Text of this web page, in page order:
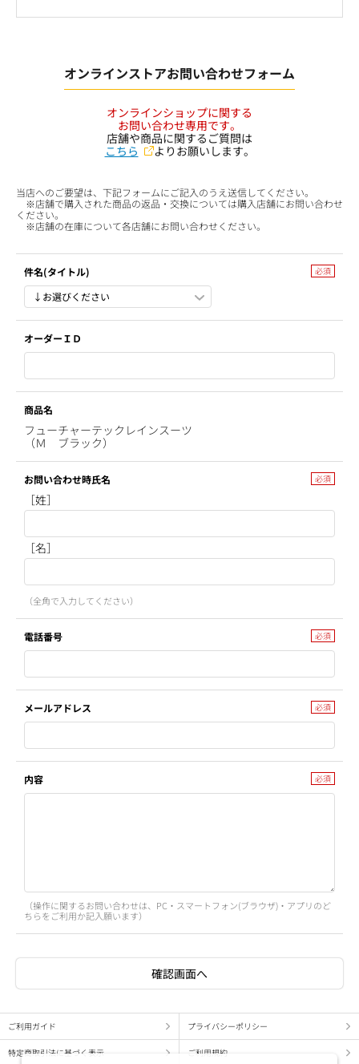
オンラインストアお問い合わせフォーム
オンラインショップに関する
お問い合わせ専用です。
店舗や商品に関するご質問は
こちら
よりお願いします。
当店へのご要望は、下記フォームにご記入のうえ送信してください。
※店舗で購入された商品の返品・交換については購入店舗にお問い合わせ
ください。
※店舗の在庫について各店舗にお問い合わせください。
件名(タイトル)
オーダーＩＤ
商品名
フューチャーテックレインスーツ
（Ｍ ブラック）
お問い合わせ時氏名
［姓］
［名］
（全角で入力してください）
電話番号
メールアドレス
内容
（操作に関するお問い合わせは、PC・スマートフォン(ブラウザ)・アプリのど
ちらをご利用か記入願います）
ご利用ガイド プライバシーポリシー
特定商取引法に基づく表示 ご利用規約